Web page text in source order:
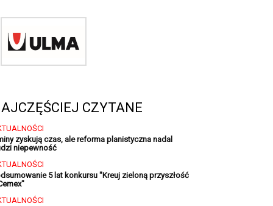
CZYTANE
zyskują czas, ale reforma planistyczna nadal
niepewność
5 lat konkursu "Kreuj zieloną przyszłość